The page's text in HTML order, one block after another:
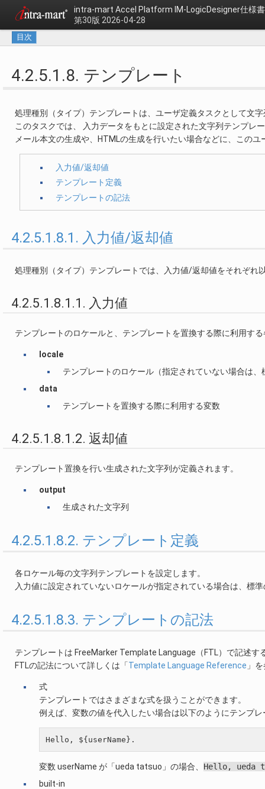
intra-mart Accel Platform IM-LogicDesigner仕様書
第30版 2026-04-28
目次
4.2.5.1.8. テンプレート
処理種別（タイプ）テンプレートは、ユーザ定義タスクとして文
このタスクでは、 入力データをもとに設定された文字列テンプレ
メール本文の生成や、HTMLの生成を行いたい場合などに、この
入力値/返却値
テンプレート定義
テンプレートの記法
4.2.5.1.8.1. 入力値/返却値
処理種別（タイプ）テンプレートでは、入力値/返却値をそれぞれ
4.2.5.1.8.1.1. 入力値
テンプレートのロケールと、テンプレートを置換する際に利用す
locale
テンプレートのロケール（指定されていない場合は
data
テンプレートを置換する際に利用する変数
4.2.5.1.8.1.2. 返却値
テンプレート置換を行い生成された文字列が定義されます。
output
生成された文字列
4.2.5.1.8.2. テンプレート定義
各ロケール毎の文字列テンプレートを設定します。
入力値に設定されていないロケールが指定されている場合は、標
4.2.5.1.8.3. テンプレートの記法
テンプレートは FreeMarker Template Language（FTL）で記述す
FTLの記法について詳しくは「Template Language Reference 」
式
テンプレートではさまざまな式を扱うことができます。
例えば、変数の値を代入したい場合は以下のようにテンプ
変数 userName が「ueda tatsuo」の場合、 Hello, ueda
built-in